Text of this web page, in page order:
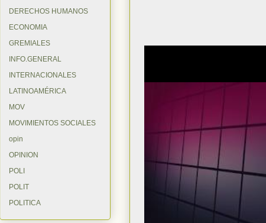
DERECHOS HUMANOS
ECONOMIA
GREMIALES
INFO.GENERAL
INTERNACIONALES
LATINOAMÉRICA
MOV
MOVIMIENTOS SOCIALES
opin
OPINION
POLI
POLIT
POLITICA